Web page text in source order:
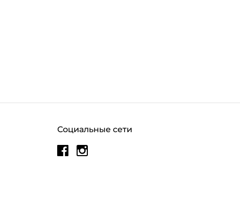
Социальные сети